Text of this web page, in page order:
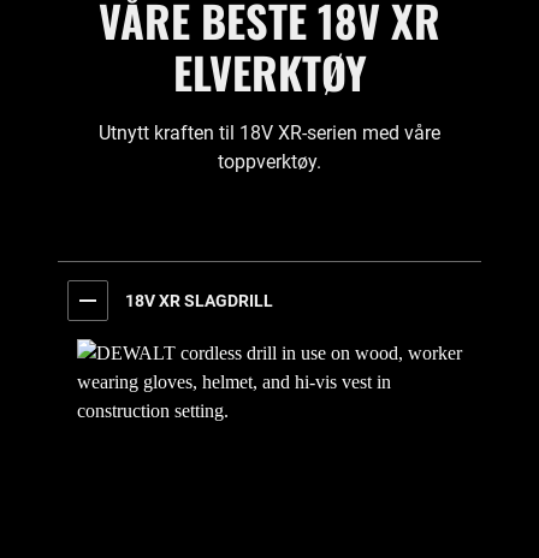
VÅRE BESTE 18V XR
ELVERKTØY
Utnytt kraften til 18V XR-serien med våre
toppverktøy.
18V XR SLAGDRILL